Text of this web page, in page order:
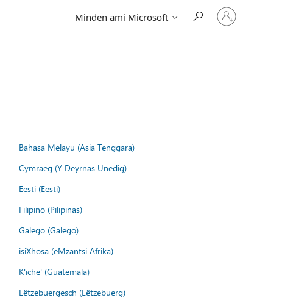
Minden ami Microsoft
Jelentkezzen
be
Bahasa Melayu (Asia Tenggara)
Cymraeg (Y Deyrnas Unedig)
Eesti (Eesti)
Filipino (Pilipinas)
Galego (Galego)
isiXhosa (eMzantsi Afrika)
K'iche' (Guatemala)
Lëtzebuergesch (Lëtzebuerg)